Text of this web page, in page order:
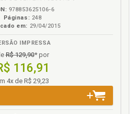
do Novo Marco Legal do
p. 56
e siglas, p. 13
11
do saneamento básico a partir
p. 99
dignidade humana, p. 73
978853625106-6
Páginas: 248
em: 29/04/2015
IMPRESSA
R$ 129,90* por
116,91
4x de R$ 29,23